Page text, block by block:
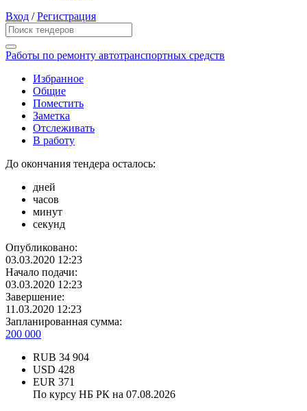
Вход /Регистрация
Работы по ремонту автотранспортных средств
Избранное
Общие
Поместить
Заметка
Отслеживать
В работу
До окончания тендера осталось:
дней
часов
минут
секунд
Опубликовано:
03.03.2020 12:23
Начало подачи:
03.03.2020 12:23
Завершение:
11.03.2020 12:23
Запланированная сумма:
200 000
RUB 34 904
USD 428
EUR 371
По курсу НБ РК на 07.08.2026